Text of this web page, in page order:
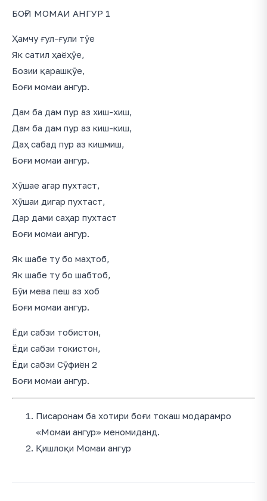
БОҒИ МОМАИ АНГУР 1
Ҳамчу ғул-ғули тӯе
Як сатил ҳаёҳӯе,
Бозии қарашқӯе,
Боғи момаи ангур.
Дам ба дам пур аз хиш-хиш,
Дам ба дам пур аз киш-киш,
Даҳ сабад пур аз кишмиш,
Боғи момаи ангур.
Хӯшае агар пухтаст,
Хӯшаи дигар пухтаст,
Дар дами саҳар пухтаст
Боғи момаи ангур.
Як шабе ту бо маҳтоб,
Як шабе ту бо шабтоб,
Бӯи мева пеш аз хоб
Боғи момаи ангур.
Ёди сабзи тобистон,
Ёди сабзи токистон,
Ёди сабзи Сӯфиён 2
Боғи момаи ангур.
Писаронам ба хотири боғи токаш модарамро
«Момаи ангур» меномиданд.
Қишлоқи Момаи ангур